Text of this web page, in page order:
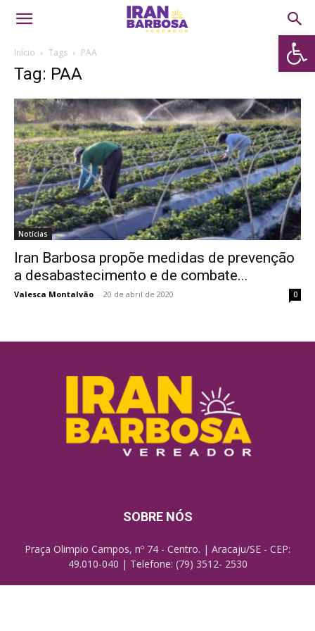
Abrir
Início Tags PAA
Tag: PAA
Notícias
Iran Barbosa propõe medidas de prevenção
a desabastecimento e de combate...
Valesca Montalvão - 20 de abril de 2020 0
SOBRE NÓS
Praça Olimpio Campos, nº 74 - Centro. | Aracaju/SE - CEP:
49.010-040 | Telefone: (79) 3512- 2530